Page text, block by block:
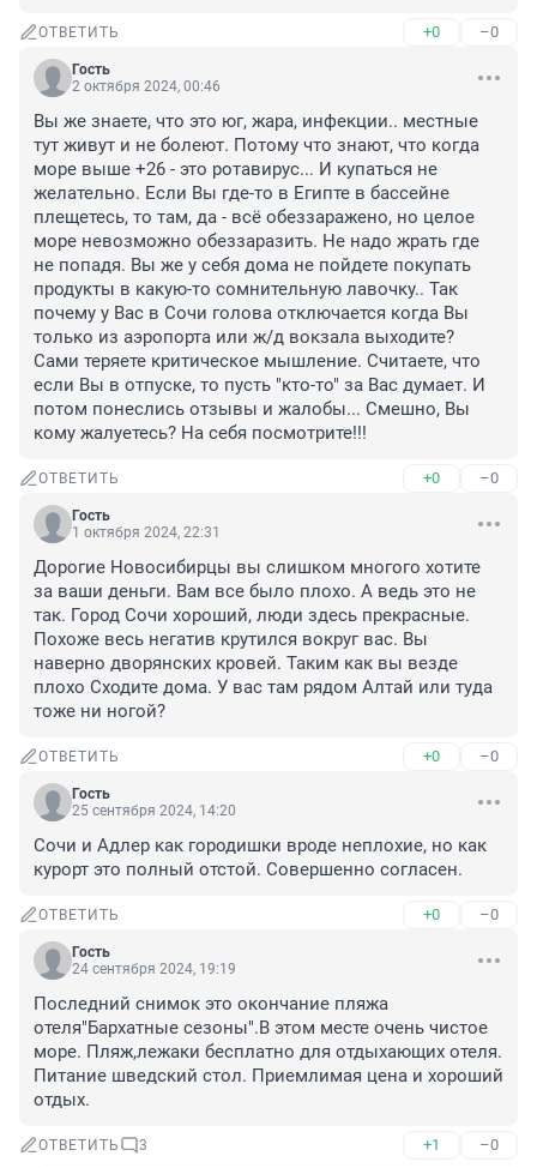
ОТВЕТИТЬ +0 –0
Гость
2 октября 2024, 00:46
Вы же знаете, что это юг, жара, инфекции.. местные
тут живут и не болеют. Потому что знают, что когда
море выше +26 - это ротавирус... И купаться не
желательно. Если Вы где-то в Египте в бассейне
плещетесь, то там, да - всё обеззаражено, но целое
море невозможно обеззаразить. Не надо жрать где
не попадя. Вы же у себя дома не пойдете покупать
продукты в какую-то сомнительную лавочку.. Так
почему у Вас в Сочи голова отключается когда Вы
только из аэропорта или ж/д вокзала выходите?
Сами теряете критическое мышление. Считаете, что
если Вы в отпуске, то пусть "кто-то" за Вас думает. И
потом понеслись отзывы и жалобы... Смешно, Вы
кому жалуетесь? На себя посмотрите!!!
ОТВЕТИТЬ +0 –0
Гость
1 октября 2024, 22:31
Дорогие Новосибирцы вы слишком многого хотите
за ваши деньги. Вам все было плохо. А ведь это не
так. Город Сочи хороший, люди здесь прекрасные.
Похоже весь негатив крутился вокруг вас. Вы
наверно дворянских кровей. Таким как вы везде
плохо Сходите дома. У вас там рядом Алтай или туда
тоже ни ногой?
ОТВЕТИТЬ +0 –0
Гость
25 сентября 2024, 14:20
Сочи и Адлер как городишки вроде неплохие, но как
курорт это полный отстой. Совершенно согласен.
ОТВЕТИТЬ +0 –0
Гость
24 сентября 2024, 19:19
Последний снимок это окончание пляжа
отеля"Бархатные сезоны".В этом месте очень чистое
море. Пляж,лежаки бесплатно для отдыхающих отеля.
Питание шведский стол. Приемлимая цена и хороший
отдых.
ОТВЕТИТЬ 3 +1 –0